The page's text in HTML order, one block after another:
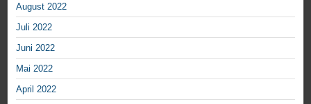
August 2022
Juli 2022
Juni 2022
Mai 2022
April 2022